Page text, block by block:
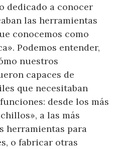
dedicado a conocer
las herramientas
conocemos como
Podemos entender,
nuestros
capaces de
que necesitaban
desde los más
a las más
herramientas para
o fabricar otras